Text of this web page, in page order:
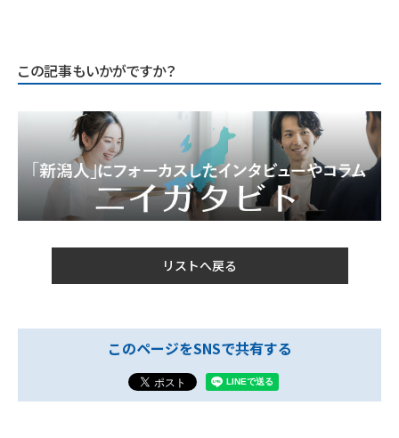
この記事もいかがですか？
リストへ戻る
このページをSNSで共有する